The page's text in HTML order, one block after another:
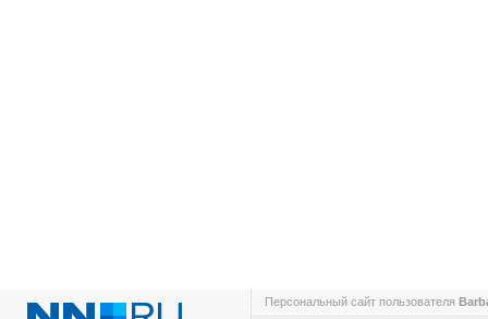
Персональный сайт пользователя